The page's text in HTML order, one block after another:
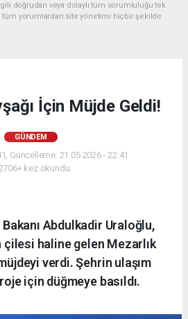
doğrudan veya dolaylı tüm sorumluluğu tek
tüm yorumlardan site yönetimi hiçbir şekilde
İçin Müjde Geldi!
GÜNDEM
Güncelleme: 21.05.2026 - 22:41
kez okundu.
Abdulkadir Uraloğlu,
haline gelen Mezarlık
verdi. Şehrin ulaşım
için düğmeye basıldı.